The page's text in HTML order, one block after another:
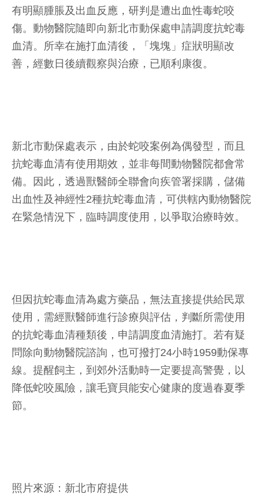
有明顯腫脹及出血反應，研判是遭出血性毒蛇咬
傷。動物醫院隨即向新北市動保處申請調度抗蛇毒
血清。所幸在施打血清後，「塊塊」症狀明顯改
善，經數日後續觀察與治療，已順利康復。
新北市動保處表示，由於蛇咬案例為偶發型，而且
抗蛇毒血清有使用期效，並非每間動物醫院都會常
備。因此，透過獸醫師全聯會向疾管署採購，儲備
出血性及神經性2種抗蛇毒血清，可供轄內動物醫院
在緊急情況下，臨時調度使用，以爭取治療時效。
但因抗蛇毒血清為處方藥品，無法直接提供給民眾
使用，需經獸醫師進行診療與評估，判斷所需使用
的抗蛇毒血清種類後，申請調度血清施打。若有疑
問除向動物醫院諮詢，也可撥打24小時1959動保專
線。提醒飼主，到郊外活動時一定要提高警覺，以
降低蛇咬風險，讓毛寶貝能安心健康的度過春夏季
節。
照片來源：新北市府提供